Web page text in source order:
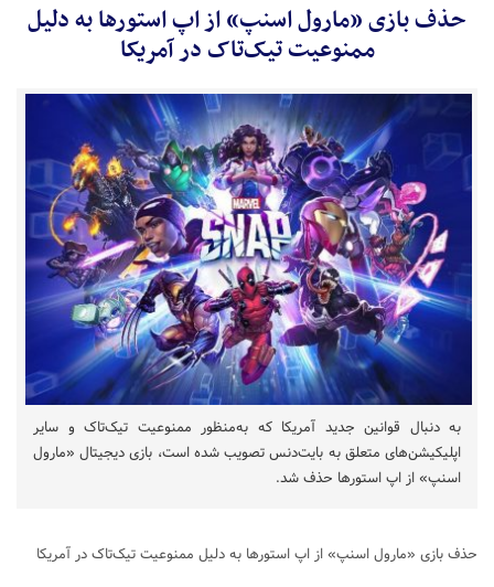
حذف بازی «مارول اسنپ» از اپ استورها به دلیل
ممنوعیت تیک‌تاک در آمریکا
به دنبال قوانین جدید آمریکا که به‌منظور ممنوعیت تیک‌تاک و سایر
اپلیکیشن‌های متعلق به بایت‌دنس تصویب شده است، بازی دیجیتال «مارول
اسنپ» از اپ استورها حذف شد.
حذف بازی «مارول اسنپ» از اپ استورها به دلیل ممنوعیت تیک‌تاک در آمریکا